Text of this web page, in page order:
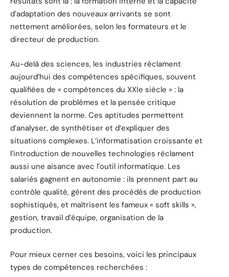
d’adaptation des nouveaux arrivants se sont
nettement améliorées, selon les formateurs et le
directeur de production.
Au-delà des sciences, les industries réclament
aujourd’hui des compétences spécifiques, souvent
qualifiées de « compétences du XXIe siècle » : la
résolution de problèmes et la pensée critique
deviennent la norme. Ces aptitudes permettent
d’analyser, de synthétiser et d’expliquer des
situations complexes. L’informatisation croissante et
l’introduction de nouvelles technologies réclament
aussi une aisance avec l’outil informatique. Les
salariés gagnent en autonomie : ils prennent part au
contrôle qualité, gèrent des procédés de production
sophistiqués, et maîtrisent les fameux « soft skills »,
gestion, travail d’équipe, organisation de la
production.
Pour mieux cerner ces besoins, voici les principaux
types de compétences recherchées :